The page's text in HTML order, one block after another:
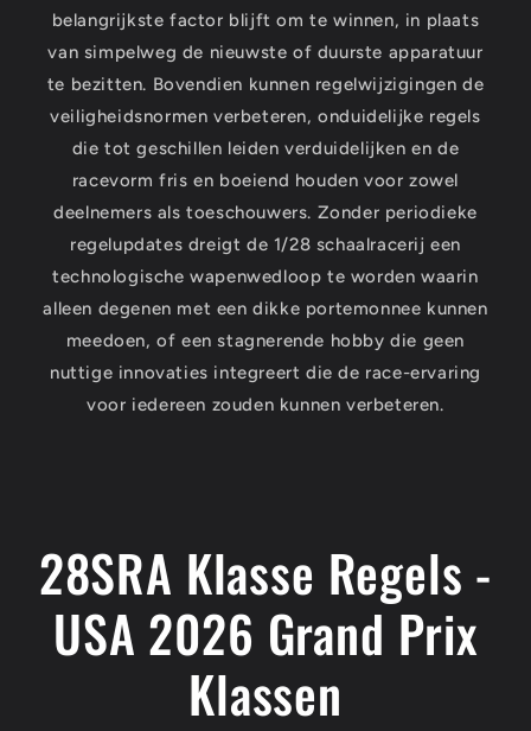
belangrijkste factor blijft om te winnen, in plaats
van simpelweg de nieuwste of duurste apparatuur
te bezitten. Bovendien kunnen regelwijzigingen de
veiligheidsnormen verbeteren, onduidelijke regels
die tot geschillen leiden verduidelijken en de
racevorm fris en boeiend houden voor zowel
deelnemers als toeschouwers. Zonder periodieke
regelupdates dreigt de 1/28 schaalracerij een
technologische wapenwedloop te worden waarin
alleen degenen met een dikke portemonnee kunnen
meedoen, of een stagnerende hobby die geen
nuttige innovaties integreert die de race-ervaring
voor iedereen zouden kunnen verbeteren.
28SRA Klasse Regels -
USA 2026 Grand Prix
Klassen